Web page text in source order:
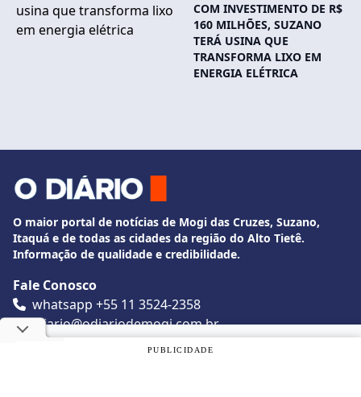
COM INVESTIMENTO DE R$
160 MILHÕES, SUZANO
TERÁ USINA QUE
TRANSFORMA LIXO EM
ENERGIA ELÉTRICA
O maior portal de notícias de Mogi das Cruzes, Suzano,
Itaquá e de todas as cidades da região do Alto Tietê.
Informação de qualidade e credibilidade.
Fale Conosco
whatsapp +55 11 3524-2358
diario@odiariodemogi.com.br
O Diário de Mogi. Todos os direitos reservados.
Utilizamos cookies, de acordo com a nossa
PUBLICIDADE